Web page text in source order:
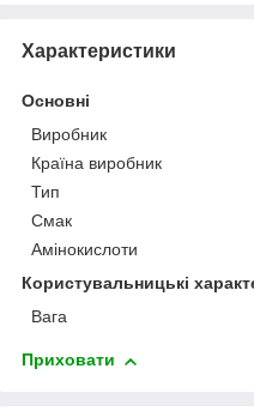
Характеристики
Основні
Виробник
Країна виробник
Тип
Смак
Амінокислоти
Користувальницькі
Вага
Приховати